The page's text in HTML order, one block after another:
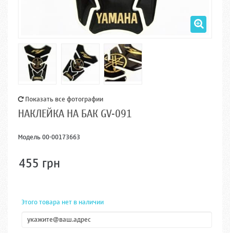
Показать все фотографии
НАКЛЕЙКА НА БАК GV-091
Модель00-00173663
455 грн
Этого товара нет в наличии